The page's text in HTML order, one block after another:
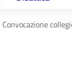
Convocazione